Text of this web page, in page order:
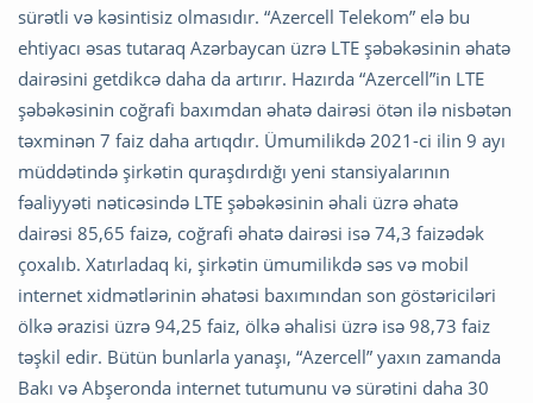
sürətli və kəsintisiz olmasıdır. “Azercell Telekom” elə bu
ehtiyacı əsas tutaraq Azərbaycan üzrə LTE şəbəkəsinin əhatə
dairəsini getdikcə daha da artırır. Hazırda “Azercell”in LTE
şəbəkəsinin coğrafi baxımdan əhatə dairəsi ötən ilə nisbətən
təxminən 7 faiz daha artıqdır. Ümumilikdə 2021-ci ilin 9 ayı
müddətində şirkətin quraşdırdığı yeni stansiyalarının
fəaliyyəti nəticəsində LTE şəbəkəsinin əhali üzrə əhatə
dairəsi 85,65 faizə, coğrafi əhatə dairəsi isə 74,3 faizədək
çoxalıb. Xatırladaq ki, şirkətin ümumilikdə səs və mobil
internet xidmətlərinin əhatəsi baxımından son göstəriciləri
ölkə ərazisi üzrə 94,25 faiz, ölkə əhalisi üzrə isə 98,73 faiz
təşkil edir. Bütün bunlarla yanaşı, “Azercell” yaxın zamanda
Bakı və Abşeronda internet tutumunu və sürətini daha 30